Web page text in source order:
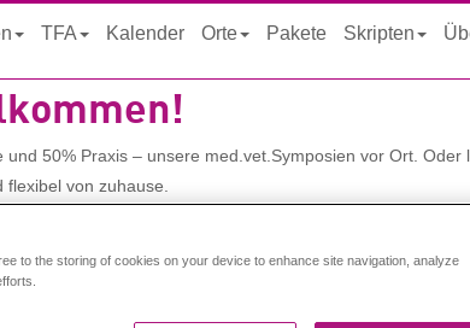
TFA Kalender Orte Pakete Skripten
und 50% Praxis – unsere med.vet.Symposien vor Ort. Oder
von zuhause.
to the storing of cookies on your device to enhance site navigation, analyze